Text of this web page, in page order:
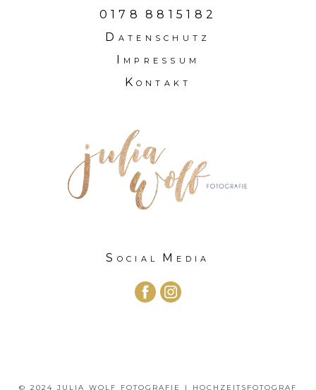
0178 8815182
Datenschutz
Impressum
Kontakt
Social Media
© 2024 JULIA WOLF FOTOGRAFIE | HOCHZEITSFOTOGRAF